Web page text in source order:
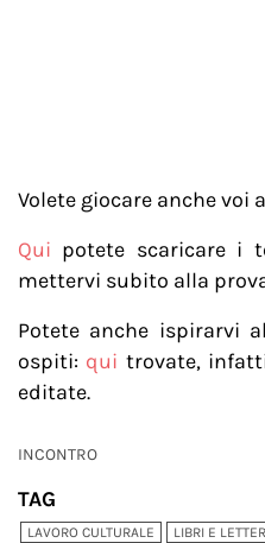
Volete giocare anche voi
Qui potete scaricare i
mettervi subito alla
Potete anche ispirarvi
ospiti: qui trovate,
editate.
INCONTRO
TAG
LAVORO CULTURALE LIBRI E